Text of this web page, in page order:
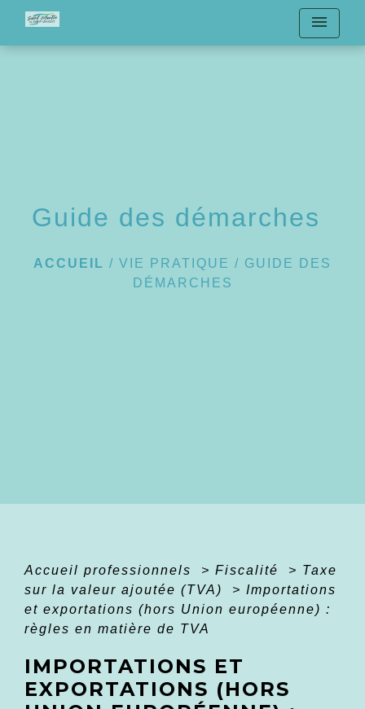
menu
Guide des démarches
ACCUEIL / VIE PRATIQUE / GUIDE DES
DÉMARCHES
Accueil professionnels > Fiscalité > Taxe
sur la valeur ajoutée (TVA)
> Importations
et exportations (hors Union européenne) :
règles en matière de TVA
IMPORTATIONS ET
EXPORTATIONS (HORS